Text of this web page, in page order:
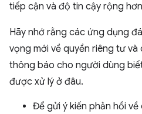
tiếp cận và độ tin cậy rộng
Hãy nhớ rằng các ứng dụng
vọng mới về quyền riêng tư và
thông báo cho người dùng
được xử lý ở đâu.
Để gửi ý kiến phản hồi